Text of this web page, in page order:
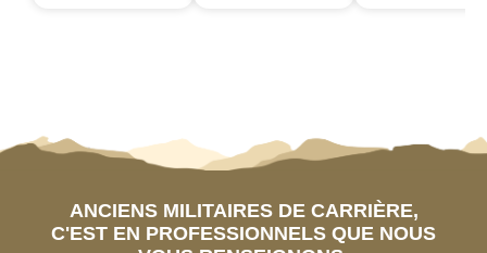
ANCIENS MILITAIRES DE CARRIÈRE,
C'EST EN PROFESSIONNELS QUE NOUS